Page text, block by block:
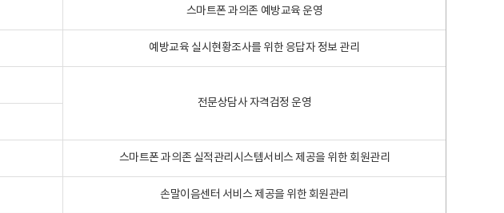
스마트폰 과의존 예방교육 운영
예방교육 실시현황조사를 위한 응답자 정보 관리
전문상담사 자격검정 운영
스마트폰 과의존 실적관리시스템서비스 제공을 위한 회원관리
손말이음센터 서비스 제공을 위한 회원관리